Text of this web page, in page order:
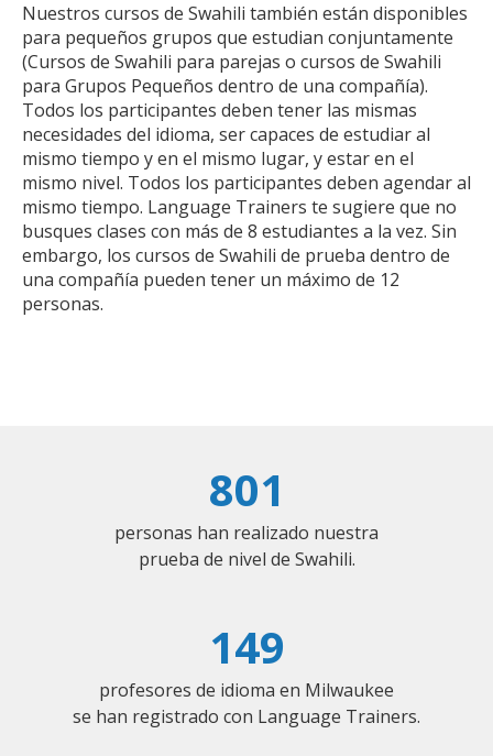
Nuestros cursos de Swahili también están disponibles
para pequeños grupos que estudian conjuntamente
(Cursos de Swahili para parejas o cursos de Swahili
para Grupos Pequeños dentro de una compañía).
Todos los participantes deben tener las mismas
necesidades del idioma, ser capaces de estudiar al
mismo tiempo y en el mismo lugar, y estar en el
mismo nivel. Todos los participantes deben agendar al
mismo tiempo. Language Trainers te sugiere que no
busques clases con más de 8 estudiantes a la vez. Sin
embargo, los cursos de Swahili de prueba dentro de
una compañía pueden tener un máximo de 12
personas.
801
personas han realizado nuestra
prueba de nivel de Swahili.
149
profesores de idioma en Milwaukee
se han registrado con Language Trainers.